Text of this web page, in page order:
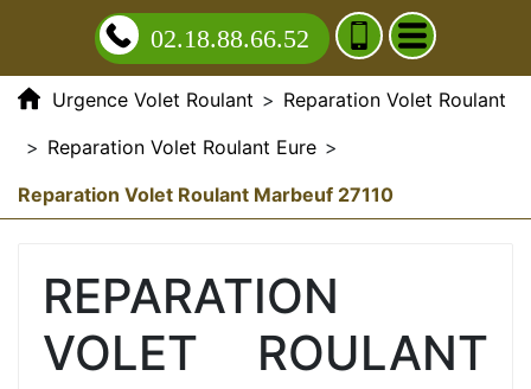
02.18.88.66.52
Urgence Volet Roulant > Reparation Volet Roulant
> Reparation Volet Roulant Eure >
Reparation Volet Roulant Marbeuf 27110
REPARATION
VOLET ROULANT